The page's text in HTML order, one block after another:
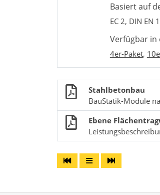
Basiert auf
EC 2, DIN EN
Verfügbar in
4er-Paket,
Stahlbetonbau
BauStatik-Module
Ebene